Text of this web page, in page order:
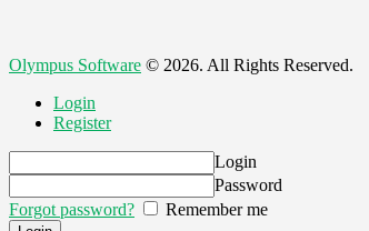
Olympus Software © 2026. All Rights Reserved.
Login
Register
Login
Password
Forgot password?
Remember me